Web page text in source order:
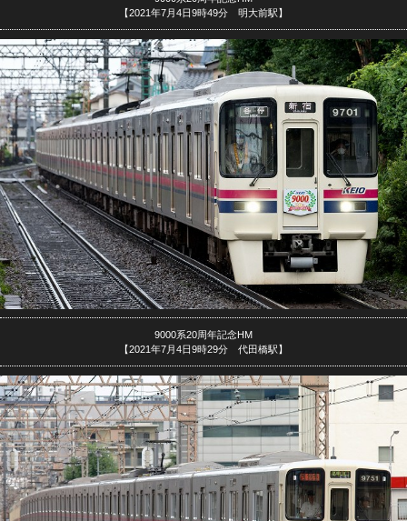
【2021年7月4日9時49分 明大前駅】
9000系20周年記念HM
【2021年7月4日9時29分 代田橋駅】